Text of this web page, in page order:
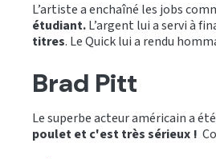
L’artiste a enchaîné les jobs
étudiant.L’argent lui a servi à
titres. Le Quick lui a rendu
Brad Pitt
Le superbe acteur américain a
poulet et c'est très sérieux !